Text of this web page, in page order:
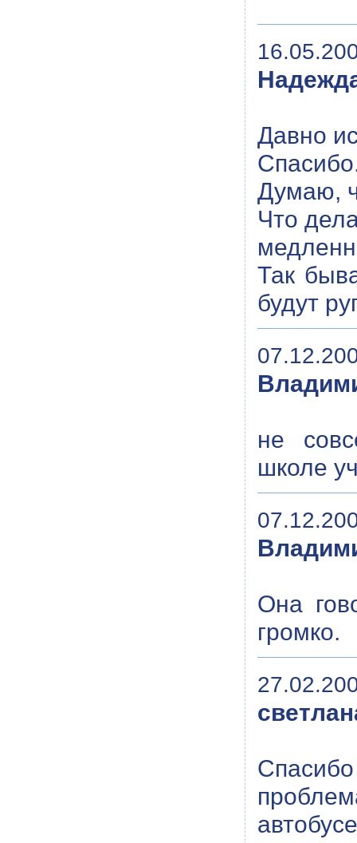
Давно
Думаю,
Что
Так
будут
не
школе
Она
громко.